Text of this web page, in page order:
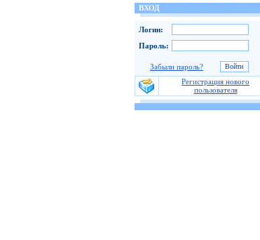
ВХОД
Логин:
Пароль:
Забыли пароль?
Регистрация нового
пользователя